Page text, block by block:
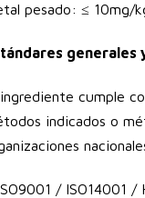
pesado: ≤ 10mg/
generales
cumple
indicados o
/ ISO14001 /